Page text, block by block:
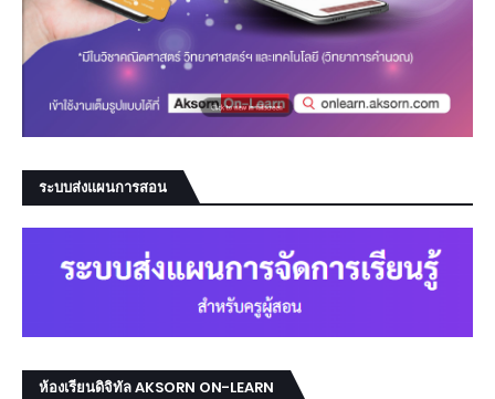
ระบบส่งแผนการสอน
ห้องเรียนดิจิทัล AKSORN ON-LEARN